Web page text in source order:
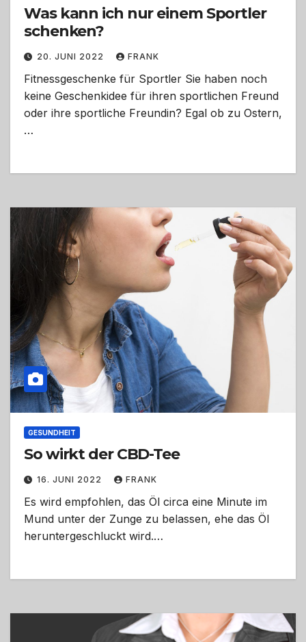
Was kann ich nur einem Sportler
schenken?
20. JUNI 2022 FRANK
Fitnessgeschenke für Sportler Sie haben noch
keine Geschenkidee für ihren sportlichen Freund
oder ihre sportliche Freundin? Egal ob zu Ostern,
…
GESUNDHEIT
So wirkt der CBD-Tee
16. JUNI 2022 FRANK
Es wird empfohlen, das Öl circa eine Minute im
Mund unter der Zunge zu belassen, ehe das Öl
heruntergeschluckt wird.…